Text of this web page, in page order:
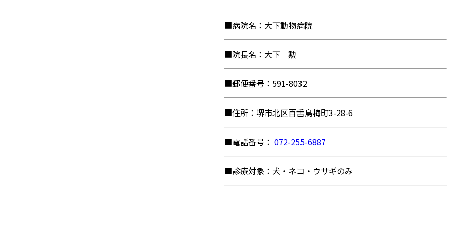
■病院名：大下動物病院
■院長名：大下 勲
■郵便番号：591-8032
■住所：堺市北区百舌鳥梅町3-28-6
■電話番号： 072-255-6887
■診療対象：犬・ネコ・ウサギのみ